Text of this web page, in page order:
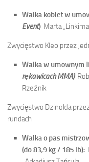
Walka kobiet w
Event) Marta
Zwycięstwo Kleo przez
Walka w umownym
rękawicach MMA)
Rzeźnik
Zwycięstwo Dzinolda
rundach
Walka o pas
(do 83,9 kg / 185 lb):